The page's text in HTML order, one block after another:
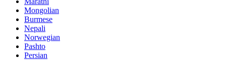
Mongolian
Burmese
Nepali
Norwegian
Pashto
Persian